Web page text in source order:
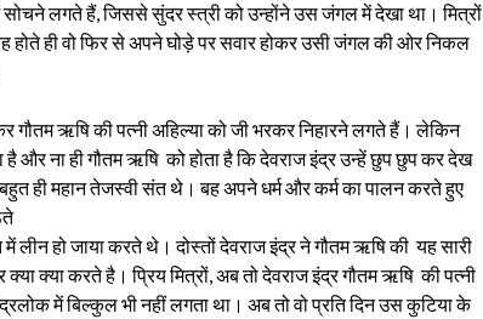
सोचने लगते हैं, जिससे सुंदर स्त्री को उन्होंने उस जंगल में देखा था। मित्रों
ही वो फिर से अपने घोड़े पर सवार होकर उसी जंगल की ओर निकल
ऋषि की पत्नी अहिल्या को जी भरकर निहारने लगते हैं। लेकिन
है और ना ही गौतम ऋषि को होता है कि देवराज इंद्र उन्हें छुप छुप कर देख
ही महान तेजस्वी संत थे। बह अपने धर्म और कर्म का पालन करते हुए
हो जाया करते थे। दोस्तों देवराज इंद्र ने गौतम ऋषि की यह सारी
क्या करते है। प्रिय मित्रों, अब तो देवराज इंद्र गौतम ऋषि की पत्नी
में बिल्कुल भी नहीं लगता था। अब तो वो प्रति दिन उस कुटिया के